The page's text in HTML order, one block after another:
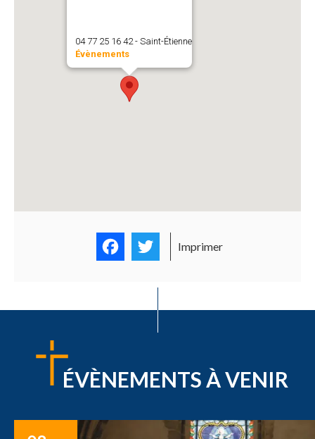
04 77 25 16 42 - Saint-Étienne
Évènements
FacebookTwitter
Imprimer
ÉVÈNEMENTS À VENIR